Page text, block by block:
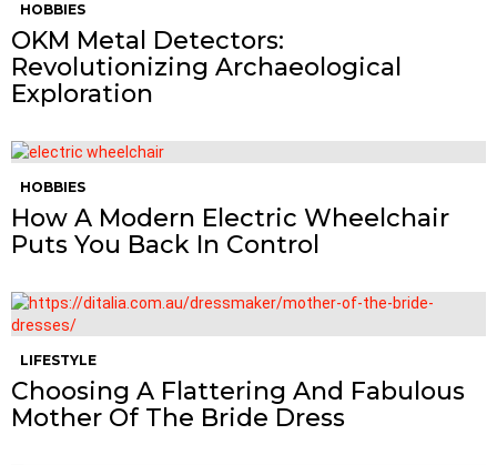
HOBBIES
OKM Metal Detectors:
Revolutionizing Archaeological
Exploration
HOBBIES
How A Modern Electric Wheelchair
Puts You Back In Control
LIFESTYLE
Choosing A Flattering And Fabulous
Mother Of The Bride Dress